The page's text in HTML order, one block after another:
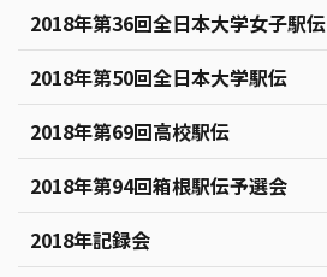
2018年第36回全日本大学女子駅伝
2018年第50回全日本大学駅伝
2018年第69回高校駅伝
2018年第94回箱根駅伝予選会
2018年記録会